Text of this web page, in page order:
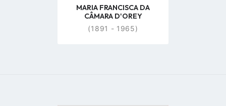
MARIA FRANCISCA DA
CÂMARA D'OREY
(1891 - 1965)